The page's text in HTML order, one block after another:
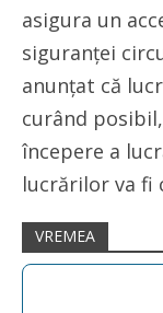
asigura un
siguranței
anunțat că
curând
începere a
lucrărilor va fi
VREMEA